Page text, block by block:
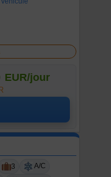
EUR/jour
3
A/C